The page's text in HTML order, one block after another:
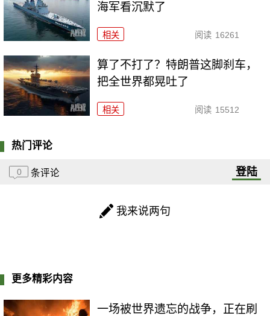
海军看沉默了
相关 阅读 16261
算了不打了？特朗普这脚刹车，
把全世界都晃吐了
相关 阅读 15512
热门评论
0 条评论 登陆
我来说两句
更多精彩内容
一场被世界遗忘的战争，正在刷